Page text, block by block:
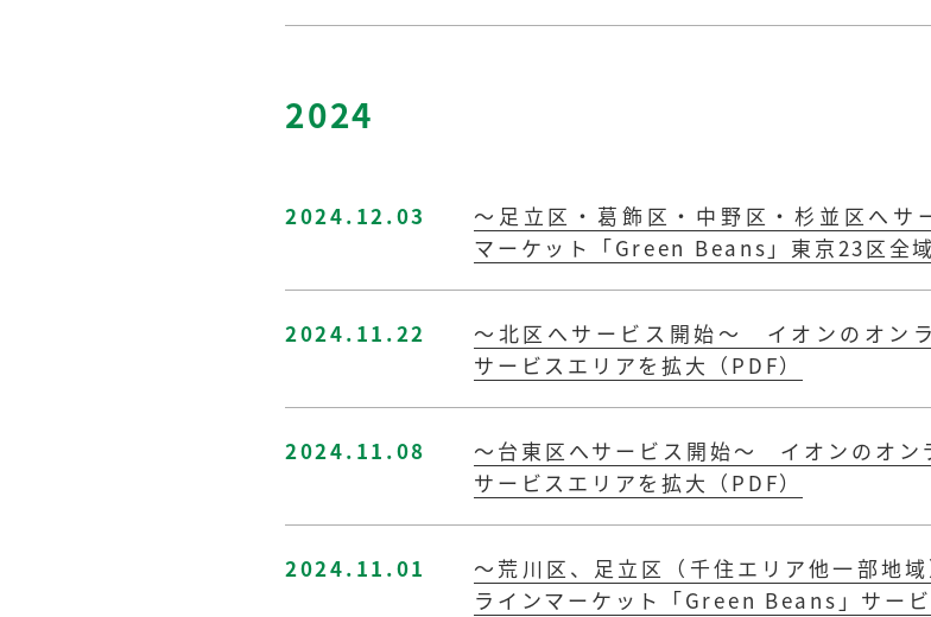
2024
2024.12.03
～足立区・葛飾区・中野区・杉並区へ
マーケット「Green Beans」東京23区全域
2024.11.22
～北区へサービス開始～ イオンのオン
サービスエリアを拡大（PDF）
2024.11.08
～台東区へサービス開始～ イオンのオン
サービスエリアを拡大（PDF）
2024.11.01
～荒川区、足立区（千住エリア他一部地
ラインマーケット「Green Beans」サービ